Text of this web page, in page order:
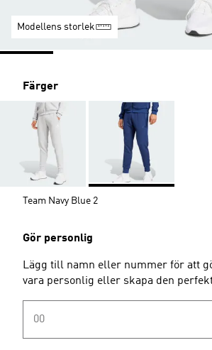
Modellens storlek
Färger
Team Navy Blue 2
Gör personlig
Lägg till namn eller nummer för att
vara personlig eller skapa den
00